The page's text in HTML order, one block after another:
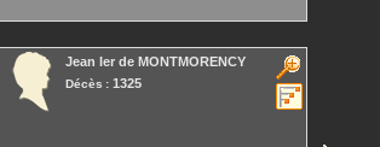
Jean Ier de MONTMORENCY
Décès : 1325